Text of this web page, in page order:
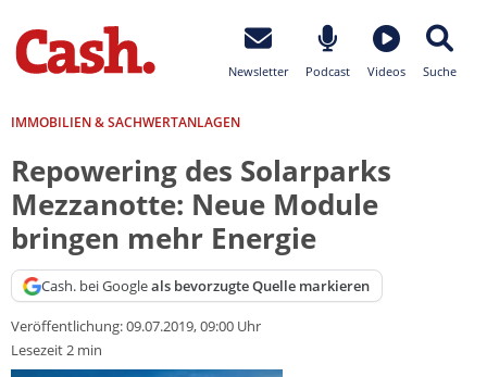
Newsletter Podcast Videos Suche
IMMOBILIEN & SACHWERTANLAGEN
Repowering des Solarparks
Mezzanotte: Neue Module
bringen mehr Energie
Cash. bei Googleals bevorzugte Quelle markieren
Veröffentlichung:09.07.2019, 09:00 Uhr
Lesezeit 2 min